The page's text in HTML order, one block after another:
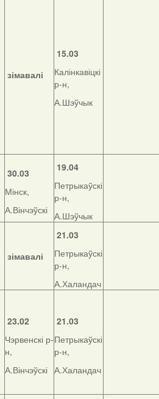
зімавалі
15.03
Калінкавіцкі
р-н,
А.Шэўчык
30.03
Мінск,
А.Вінчэўскі
19.04
Петрыкаўскі
р-н,
А.Шэўчык
зімавалі
21.03
Петрыкаўскі
р-н,
А.Халандач
23.02
Чэрвенскі р-
н,
А.Вінчэўскі
21.03
Петрыкаўскі
р-н,
А.Халандач